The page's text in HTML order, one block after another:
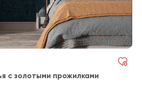
с золотыми прожилками